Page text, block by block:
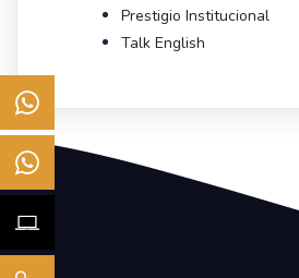
Prestigio Institucional
Talk English